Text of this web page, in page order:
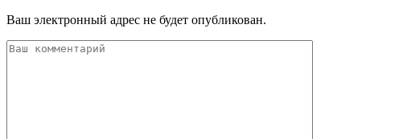
Ваш электронный адрес не будет опубликован.